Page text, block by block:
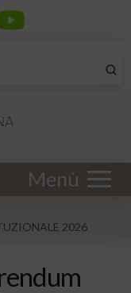
Menù
2026